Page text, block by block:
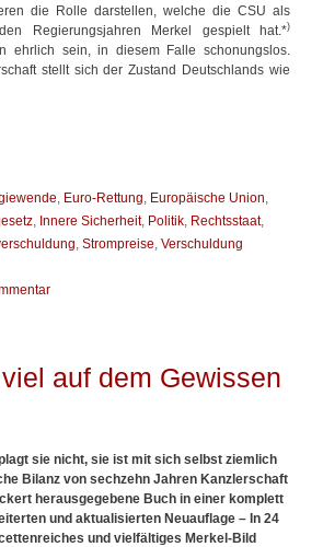
die Rolle darstellen, welche die CSU als
Regierungsjahren Merkel gespielt hat.*)
ehrlich sein, in diesem Falle schonungslos.
stellt sich der Zustand Deutschlands wie
, Euro-Rettung, Europäische Union,
, Innere Sicherheit, Politik, Rechtsstaat,
, Strompreise, Verschuldung
auf dem Gewissen
sie nicht, sie ist mit sich selbst ziemlich
Bilanz von sechzehn Jahren Kanzlerschaft
herausgegebene Buch in einer komplett
und aktualisierten Neuauflage – In 24
und vielfältiges Merkel-Bild